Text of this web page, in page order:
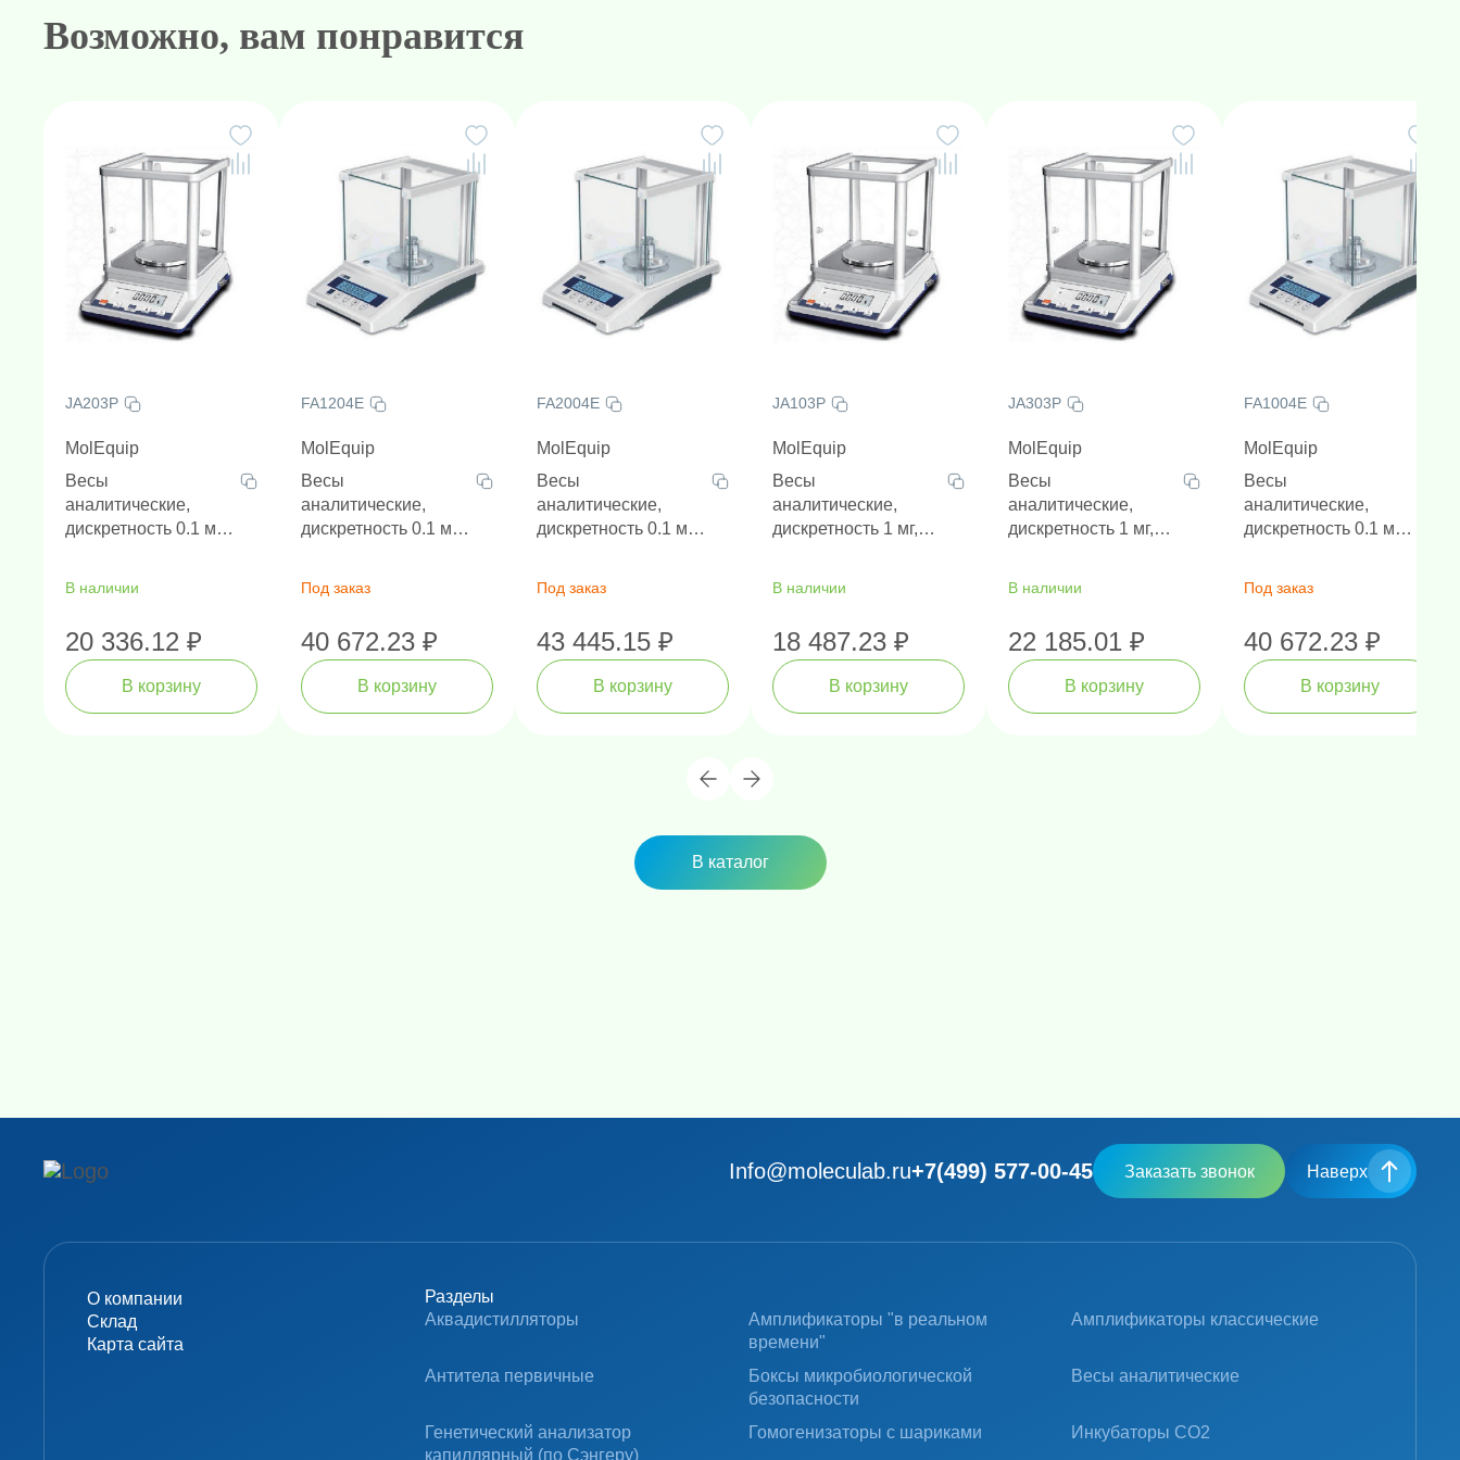
Возможно, вам понравится
JA203P
MolEquip
Весы
аналитические,
дискретность 0.1 мг,
В наличии
20 336.12 ₽
В корзину
FA1204E
MolEquip
Весы
аналитические,
дискретность 0.1 мг,
Под заказ
40 672.23 ₽
В корзину
FA2004E
MolEquip
Весы
аналитические,
дискретность 0.1 мг,
Под заказ
43 445.15 ₽
В корзину
JA103P
MolEquip
Весы
аналитические,
дискретность 1 мг,
В наличии
18 487.23 ₽
В корзину
JA303P
MolEquip
Весы
аналитические,
дискретность 1 мг,
В наличии
22 185.01 ₽
В корзину
FA1004E
MolEquip
Весы
аналитические,
дискретность 0.1 мг,
Под заказ
40 672.23 ₽
В корзину
В каталог
Info@moleculab.ru+7(499) 577-00-45 Заказать звонок Наверх
О компании
Склад
Карта сайта
Разделы
Аквадистилляторы
Амплификаторы "в реальном
времени"
Амплификаторы классические
Антитела первичные
Боксы микробиологической
безопасности
Весы аналитические
Генетический анализатор
капиллярный (по Сэнгеру)
Гомогенизаторы с шариками Инкубаторы CO2